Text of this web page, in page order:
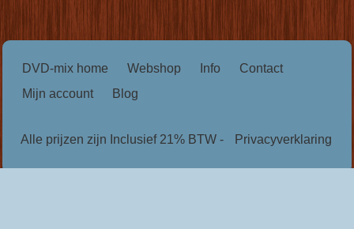
DVD-mix home Webshop Info
Contact
Mijn account
Blog
Alle prijzen zijn Inclusief 21% BTW - Privacyverklaring